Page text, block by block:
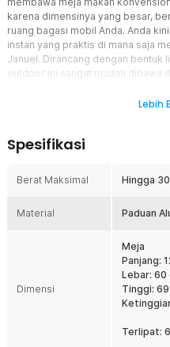
karena dimensinya yang besar,
ruang bagasi mobil Anda. Anda
instan yang praktis di mana saja
Januel. Dirancang dengan
outdoor ini sangat mudah dibawa
struktur rangka logam yang
Desain Lipat Praktis Model
mekanis yang sangat inovatif,
bagian dalam secara
bertransformasi menjadi
x 61 cm yang telah dilengkapi
untuk memudahkan Anda
nyatanya, Anda dapat
ruang, memberikan
Lebih
Spesifikasi
Berat Maksimal Hingga
Material Paduan
Dimensi
Meja
Panjang:
Lebar: 60
Tinggi:
Terlipat: